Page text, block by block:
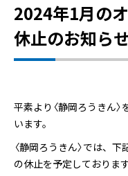
2024年1月の
休止のお知ら
平素より〈静岡ろうきん
います。
〈静岡ろうきん〉では、
の休止を予定しております